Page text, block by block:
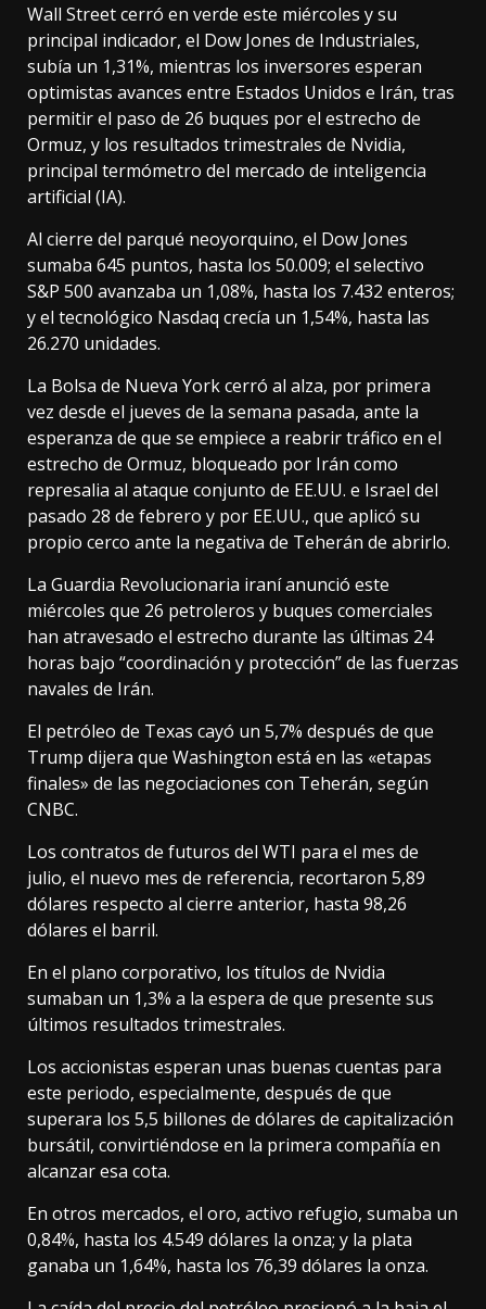
Wall Street cerró en verde este miércoles y su
principal indicador, el Dow Jones de Industriales,
subía un 1,31%, mientras los inversores esperan
optimistas avances entre Estados Unidos e Irán, tras
permitir el paso de 26 buques por el estrecho de
Ormuz, y los resultados trimestrales de Nvidia,
principal termómetro del mercado de inteligencia
artificial (IA).
Al cierre del parqué neoyorquino, el Dow Jones
sumaba 645 puntos, hasta los 50.009; el selectivo
S&P 500 avanzaba un 1,08%, hasta los 7.432 enteros;
y el tecnológico Nasdaq crecía un 1,54%, hasta las
26.270 unidades.
La Bolsa de Nueva York cerró al alza, por primera
vez desde el jueves de la semana pasada, ante la
esperanza de que se empiece a reabrir tráfico en el
estrecho de Ormuz, bloqueado por Irán como
represalia al ataque conjunto de EE.UU. e Israel del
pasado 28 de febrero y por EE.UU., que aplicó su
propio cerco ante la negativa de Teherán de abrirlo.
La Guardia Revolucionaria iraní anunció este
miércoles que 26 petroleros y buques comerciales
han atravesado el estrecho durante las últimas 24
horas bajo “coordinación y protección” de las fuerzas
navales de Irán.
El petróleo de Texas cayó un 5,7% después de que
Trump dijera que Washington está en las «etapas
finales» de las negociaciones con Teherán, según
CNBC.
Los contratos de futuros del WTI para el mes de
julio, el nuevo mes de referencia, recortaron 5,89
dólares respecto al cierre anterior, hasta 98,26
dólares el barril.
En el plano corporativo, los títulos de Nvidia
sumaban un 1,3% a la espera de que presente sus
últimos resultados trimestrales.
Los accionistas esperan unas buenas cuentas para
este periodo, especialmente, después de que
superara los 5,5 billones de dólares de capitalización
bursátil, convirtiéndose en la primera compañía en
alcanzar esa cota.
En otros mercados, el oro, activo refugio, sumaba un
0,84%, hasta los 4.549 dólares la onza; y la plata
ganaba un 1,64%, hasta los 76,39 dólares la onza.